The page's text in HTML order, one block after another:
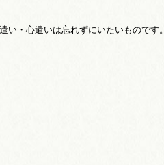
・心遣いは忘れずにいたいものです。